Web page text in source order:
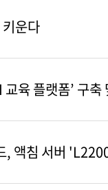
운다
육 플랫폼’ 구축
, 액침 서버